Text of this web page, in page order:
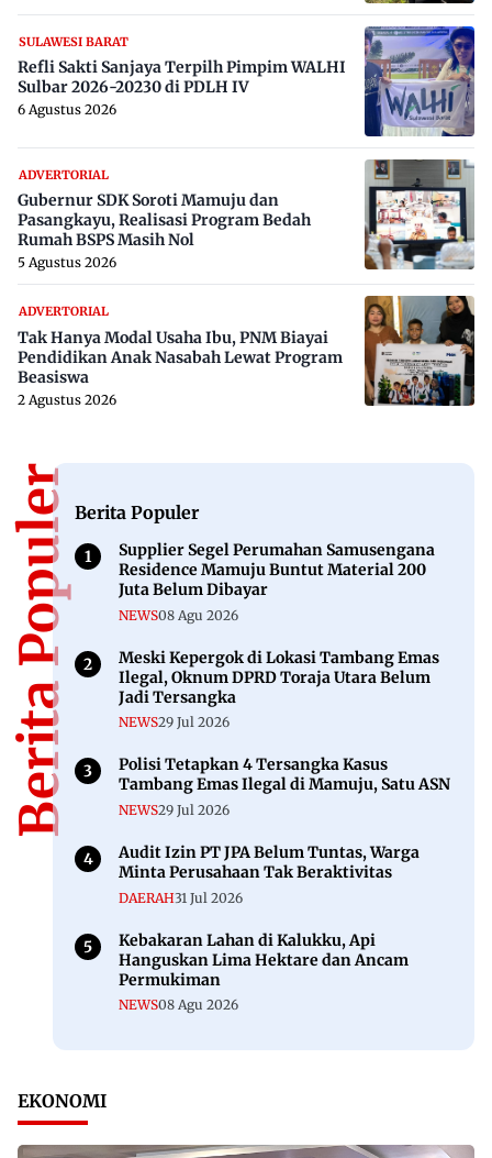
SULAWESI BARAT
Refli Sakti Sanjaya Terpilh Pimpim WALHI
Sulbar 2026-20230 di PDLH IV
6 Agustus 2026
ADVERTORIAL
Gubernur SDK Soroti Mamuju dan
Pasangkayu, Realisasi Program Bedah
Rumah BSPS Masih Nol
5 Agustus 2026
ADVERTORIAL
Tak Hanya Modal Usaha Ibu, PNM Biayai
Pendidikan Anak Nasabah Lewat Program
Beasiswa
2 Agustus 2026
Berita PopulerBerita Populer
Supplier Segel Perumahan Samusengana
Residence Mamuju Buntut Material 200
Juta Belum Dibayar
NEWS08 Agu 2026
Meski Kepergok di Lokasi Tambang Emas
Ilegal, Oknum DPRD Toraja Utara Belum
Jadi Tersangka
NEWS29 Jul 2026
Polisi Tetapkan 4 Tersangka Kasus
Tambang Emas Ilegal di Mamuju, Satu ASN
NEWS29 Jul 2026
Audit Izin PT JPA Belum Tuntas, Warga
Minta Perusahaan Tak Beraktivitas
DAERAH31 Jul 2026
Kebakaran Lahan di Kalukku, Api
Hanguskan Lima Hektare dan Ancam
Permukiman
NEWS08 Agu 2026
EKONOMI